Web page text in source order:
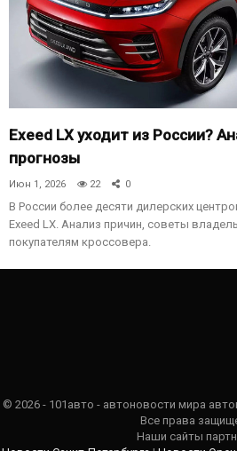
Exeed LX уходит из России?
прогнозы
Июн 1, 2026 22 0
В России более десяти дилерских
Exeed LX. Анализ причин, советы
покупателям кроссовера.
© 2026 - 101авто - автоновости мира
Все права
Наши сайты